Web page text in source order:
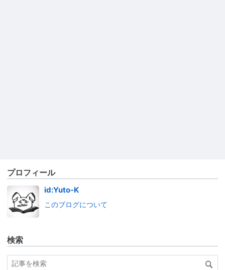
プロフィール
id:Yuto-K
このブログについて
検索